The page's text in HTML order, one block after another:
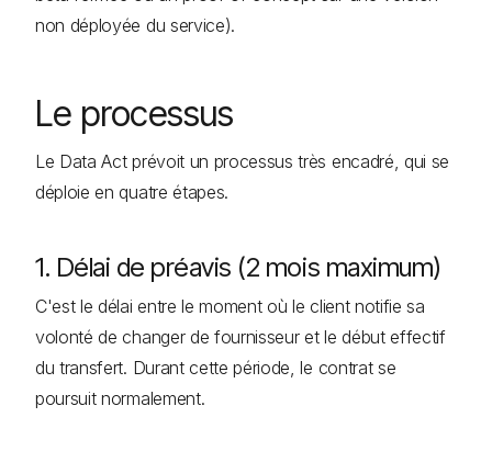
non déployée du service).
Le processus
Le Data Act prévoit un processus très encadré, qui se
déploie en quatre étapes.
1. Délai de préavis (2 mois maximum)
C'est le délai entre le moment où le client notifie sa
volonté de changer de fournisseur et le début effectif
du transfert. Durant cette période, le contrat se
poursuit normalement.